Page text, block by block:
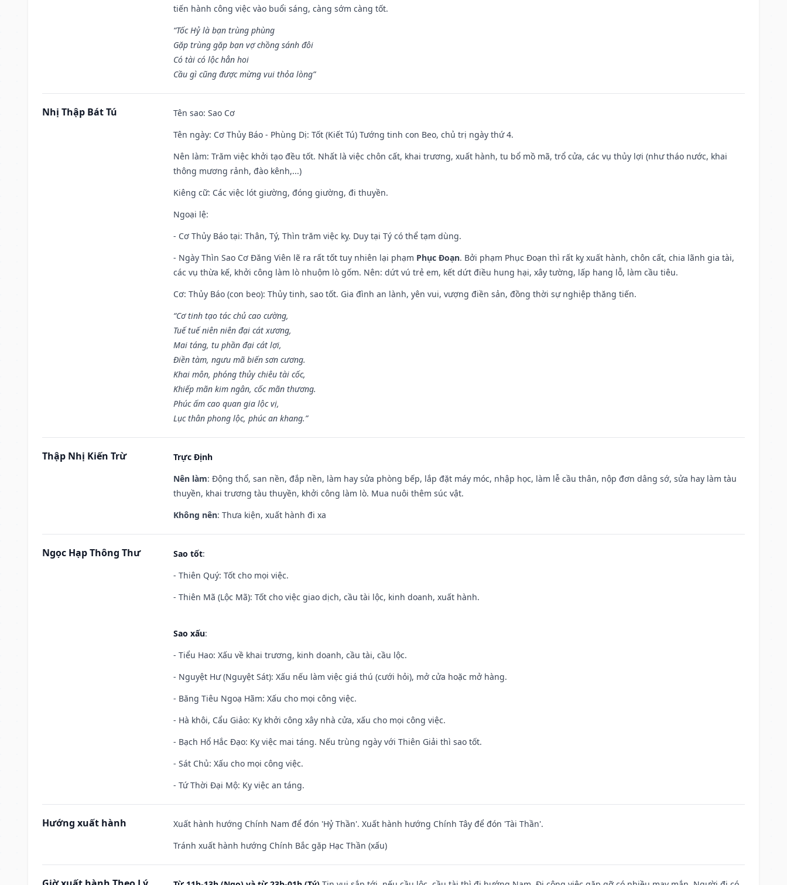
tiến hành công việc vào buổi sáng, càng sớm càng tốt.
“Tốc Hỷ là bạn trùng phùng
Gặp trùng gặp bạn vợ chồng sánh đôi
Có tài có lộc hẳn hoi
Cầu gì cũng được mừng vui thỏa lòng”
Nhị Thập Bát Tú Tên sao: Sao Cơ
Tên ngày: Cơ Thủy Báo - Phùng Dị: Tốt (Kiết Tú) Tướng tinh con Beo, chủ trị ngày thứ 4.
Nên làm: Trăm việc khởi tạo đều tốt. Nhất là việc chôn cất, khai trương, xuất hành, tu bổ mồ mã, trổ cửa, các vụ thủy lợi (như tháo nước, khai
thông mương rảnh, đào kênh,...)
Kiêng cữ: Các việc lót giường, đóng giường, đi thuyền.
Ngoại lệ:
- Cơ Thủy Báo tại: Thân, Tý, Thìn trăm việc kỵ. Duy tại Tý có thể tạm dùng.
- Ngày Thìn Sao Cơ Đăng Viên lẽ ra rất tốt tuy nhiên lại phạm Phục Đoạn. Bởi phạm Phục Đoạn thì rất kỵ xuất hành, chôn cất, chia lãnh gia tài,
các vụ thừa kế, khởi công làm lò nhuộm lò gốm. Nên: dứt vú trẻ em, kết dứt điều hung hại, xây tường, lấp hang lỗ, làm cầu tiêu.
Cơ: Thủy Báo (con beo): Thủy tinh, sao tốt. Gia đình an lành, yên vui, vượng điền sản, đồng thời sự nghiệp thăng tiến.
“Cơ tinh tạo tác chủ cao cường,
Tuế tuế niên niên đại cát xương,
Mai táng, tu phần đại cát lợi,
Điền tàm, ngưu mã biến sơn cương.
Khai môn, phóng thủy chiêu tài cốc,
Khiếp mãn kim ngân, cốc mãn thương.
Phúc ấm cao quan gia lộc vị,
Lục thân phong lộc, phúc an khang.”
Thập Nhị Kiến Trừ
Trực Định
Nên làm: Động thổ, san nền, đắp nền, làm hay sửa phòng bếp, lắp đặt máy móc, nhập học, làm lễ cầu thân, nộp đơn dâng sớ, sửa hay làm tàu
thuyền, khai trương tàu thuyền, khởi công làm lò. Mua nuôi thêm súc vật.
Không nên: Thưa kiện, xuất hành đi xa
Ngọc Hạp Thông Thư Sao tốt:
- Thiên Quý: Tốt cho mọi việc.
- Thiên Mã (Lộc Mã): Tốt cho việc giao dịch, cầu tài lộc, kinh doanh, xuất hành.
Sao xấu:
- Tiểu Hao: Xấu về khai trương, kinh doanh, cầu tài, cầu lộc.
- Nguyệt Hư (Nguyệt Sát): Xấu nếu làm việc giá thú (cưới hỏi), mở cửa hoặc mở hàng.
- Băng Tiêu Ngoạ Hãm: Xấu cho mọi công việc.
- Hà khôi, Cẩu Giảo: Kỵ khởi công xây nhà cửa, xấu cho mọi công việc.
- Bạch Hổ Hắc Đạo: Kỵ việc mai táng. Nếu trùng ngày với Thiên Giải thì sao tốt.
- Sát Chủ: Xấu cho mọi công việc.
- Tứ Thời Đại Mộ: Kỵ việc an táng.
Hướng xuất hành
Xuất hành hướng Chính Nam để đón 'Hỷ Thần'. Xuất hành hướng Chính Tây để đón 'Tài Thần'.
Tránh xuất hành hướng Chính Bắc gặp Hạc Thần (xấu)